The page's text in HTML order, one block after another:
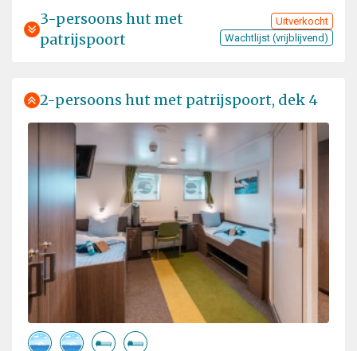
3-persoons hut met
patrijspoort
Uitverkocht
Wachtlijst (vrijblijvend)
2-persoons hut met patrijspoort, dek 4